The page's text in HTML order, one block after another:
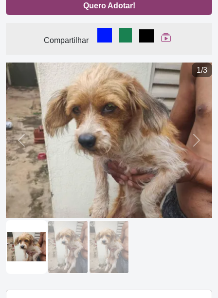
Quero Adotar!
Compartilhar
Compartilhar no Facebook
Compartilhar no
Compartilhar
Ver Web Story
1/3
Previous Next